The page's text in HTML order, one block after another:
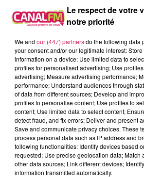
marchés Bio de l’Avesnois, dans les
chez les Producteurs et Artisans. Ils
Les vacances scolaires
Fourmies est fermée
la vidange périodique des bassins.
prochain, jour de la rentrée scolaire.
À L'ANTENNE
Le respect de votre
notre priorité
We and our (447) partnersdo the following data
your consent and/or our legitimate interest:
information on a device; Use limited data to
profiles for personalised advertising; Use
advertising; Measure advertising performance;
performance; Understand audiences through
of data from different sources; Develop and
profiles to personalise content; Use profiles to
content; Use limited data to select content;
detect fraud, and fix errors; Deliver and present
Save and communicate privacy choices. These
process personal data such as IP address and
following functionalities: Identify devices based
requested; Use precise geolocation data; Match
other data sources; Link different devices;
information transmitted automatically.